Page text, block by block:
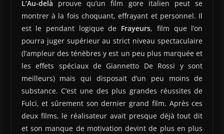
L’Au-delà prouve qu’un film gore italien peut se
montrer à la fois choquant, effrayant et personnel. Il
est le pendant logique de Frayeurs, film que l’on
pourra juger supérieur au strict niveau spectaculaire
(l’ampleur des ténèbres y est un peu plus marquée et
les effets spéciaux de Giannetto De Rossi y sont
meilleurs) mais qui disposait d’un peu moins de
substance. C’est une des plus grandes réussites de
Fulci, et sûrement son dernier grand film. Après ces
deux films, le réalisateur avait presque déjà tout dit
et son manque de motivation devint de plus en plus